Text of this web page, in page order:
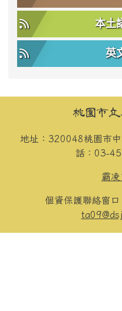
本土
英
頁尾區域內容
桃園市
地址：320048桃園市
話：03-
霸
個資保護聯絡窗